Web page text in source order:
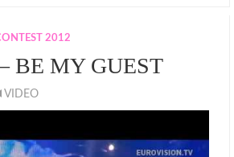
2012
BE MY GUEST
VIDEO